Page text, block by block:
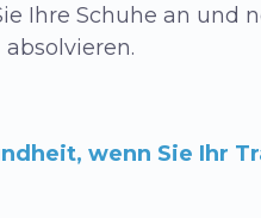
Ihre Schuhe an und
wenn Sie Ihr